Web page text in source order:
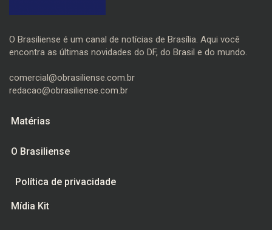
O Brasiliense é um canal de notícias de Brasília. Aqui você
encontra as últimas novidades do DF, do Brasil e do mundo.
comercial@obrasiliense.com.br
redacao@obrasiliense.com.br
Matérias
O Brasiliense
Política de privacidade
Mídia Kit